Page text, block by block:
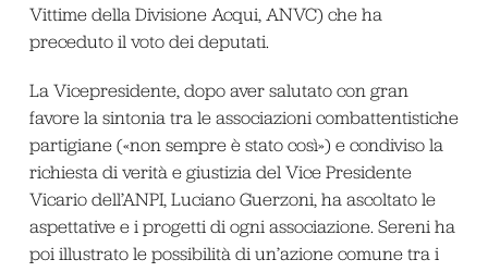
Vittime della Divisione Acqui, ANVC) che ha
preceduto il voto dei deputati.
La Vicepresidente, dopo aver salutato con gran
favore la sintonia tra le associazioni combattentistiche
partigiane («non sempre è stato così») e condiviso la
richiesta di verità e giustizia del Vice Presidente
Vicario dell’ANPI, Luciano Guerzoni, ha ascoltato le
aspettative e i progetti di ogni associazione. Sereni ha
poi illustrato le possibilità di un’azione comune tra i